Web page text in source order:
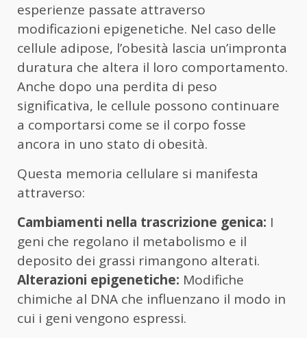
esperienze passate attraverso
modificazioni epigenetiche. Nel caso delle
cellule adipose, l’obesità lascia un’impronta
duratura che altera il loro comportamento.
Anche dopo una perdita di peso
significativa, le cellule possono continuare
a comportarsi come se il corpo fosse
ancora in uno stato di obesità.
Questa memoria cellulare si manifesta
attraverso:
Cambiamenti nella trascrizione genica: I
geni che regolano il metabolismo e il
deposito dei grassi rimangono alterati.
Alterazioni epigenetiche: Modifiche
chimiche al DNA che influenzano il modo in
cui i geni vengono espressi.